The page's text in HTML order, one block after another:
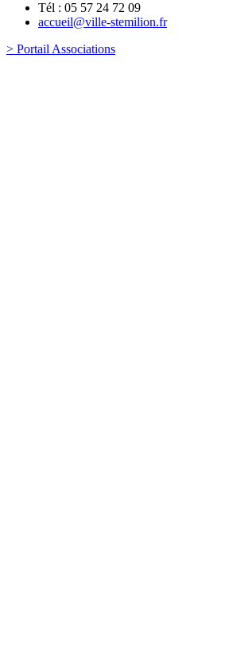
Tél : 05 57 24 72 09
accueil@ville-stemilion.fr
> Portail Associations